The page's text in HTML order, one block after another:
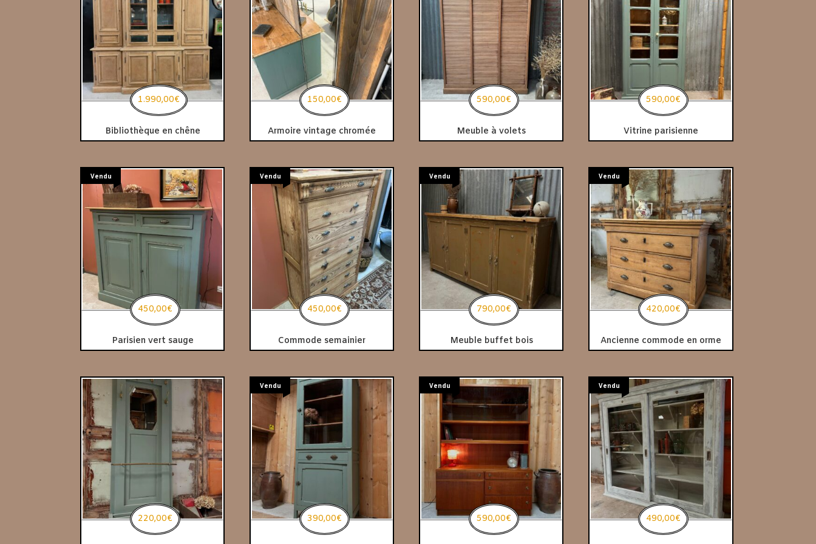
Bibliothèque en chêne
1.990,00€
Armoire vintage chromée
150,00€
Meuble à volets
590,00€
Vitrine parisienne
590,00€
Vendu
Parisien vert sauge
450,00€
Vendu
Commode semainier
450,00€
Vendu
Meuble buffet bois
790,00€
Vendu
Ancienne commode en orme
420,00€
220,00€
Vendu
390,00€
Vendu
590,00€
Vendu
490,00€